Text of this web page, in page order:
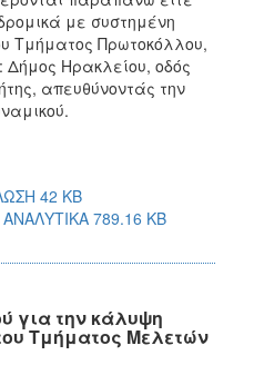
με συστημένη
Τμήματος Πρωτοκόλλου,
Δήμος Ηρακλείου, οδός
απευθύνοντάς την
42 KB
789.16 KB
για την κάλυψη
Τμήματος Μελετών